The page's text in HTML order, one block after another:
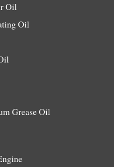
Oil
Oil
Grease Oil